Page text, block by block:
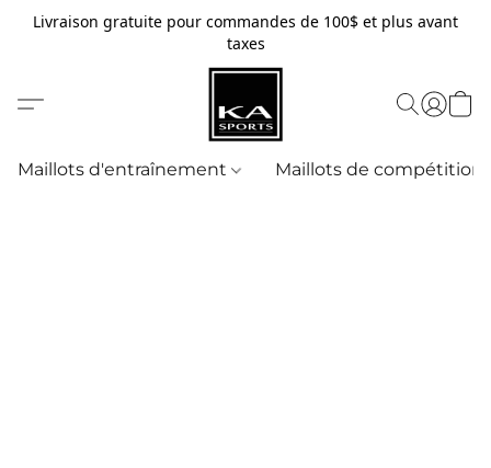
Livraison gratuite pour commandes de 100$ et plus avant
taxes
Maillots d'entraînement Maillots de compétition